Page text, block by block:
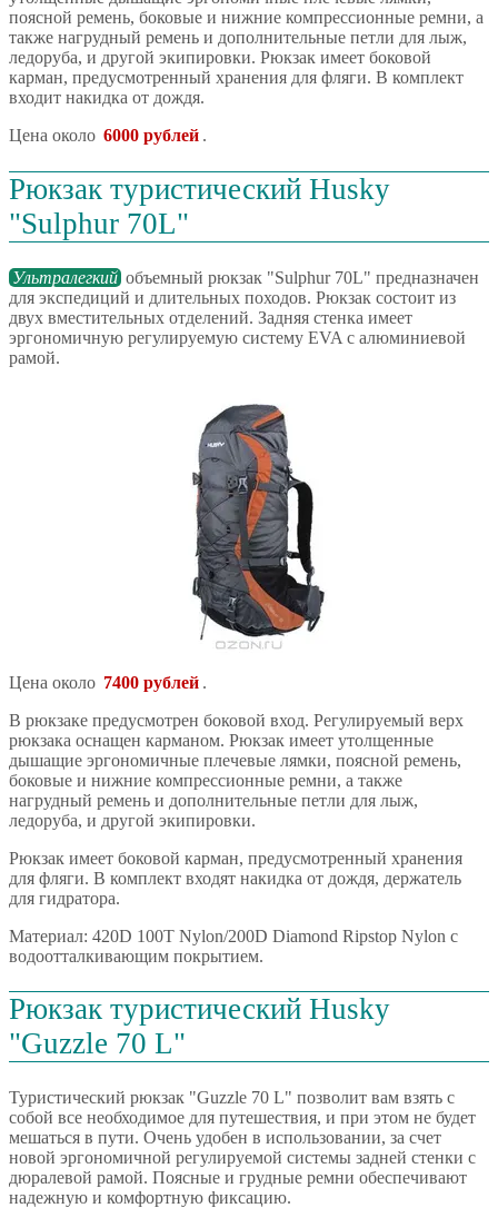
поясной ремень, боковые и нижние компрессионные ремни, а
также нагрудный ремень и дополнительные петли для лыж,
ледоруба, и другой экипировки. Рюкзак имеет боковой
карман, предусмотренный хранения для фляги. В комплект
входит накидка от дождя.
Цена около 6000 рублей .
Рюкзак туристический Husky
"Sulphur 70L"
Ультралегкий объемный рюкзак "Sulphur 70L" предназначен
для экспедиций и длительных походов. Рюкзак состоит из
двух вместительных отделений. Задняя стенка имеет
эргономичную регулируемую систему EVA с алюминиевой
рамой.
Цена около 7400 рублей .
В рюкзаке предусмотрен боковой вход. Регулируемый верх
рюкзака оснащен карманом. Рюкзак имеет утолщенные
дышащие эргономичные плечевые лямки, поясной ремень,
боковые и нижние компрессионные ремни, а также
нагрудный ремень и дополнительные петли для лыж,
ледоруба, и другой экипировки.
Рюкзак имеет боковой карман, предусмотренный хранения
для фляги. В комплект входят накидка от дождя, держатель
для гидратора.
Материал: 420D 100T Nylon/200D Diamond Ripstop Nylon с
водоотталкивающим покрытием.
Рюкзак туристический Husky
"Guzzle 70 L"
Туристический рюкзак "Guzzle 70 L" позволит вам взять с
собой все необходимое для путешествия, и при этом не будет
мешаться в пути. Очень удобен в использовании, за счет
новой эргономичной регулируемой системы задней стенки с
дюралевой рамой. Поясные и грудные ремни обеспечивают
надежную и комфортную фиксацию.